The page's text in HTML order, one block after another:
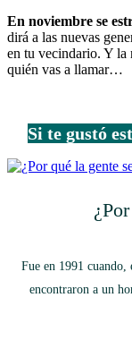
En noviembre se
dirá a las nuevas
en tu vecindario. Y la
quién vas a llamar…
Si te gustó
Fue en 1991
encontraron a un